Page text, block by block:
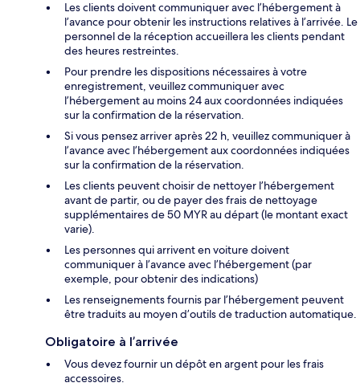
Les clients doivent communiquer avec l’hébergement à
l’avance pour obtenir les instructions relatives à l’arrivée. Le
personnel de la réception accueillera les clients pendant
des heures restreintes.
Pour prendre les dispositions nécessaires à votre
enregistrement, veuillez communiquer avec
l’hébergement au moins 24 aux coordonnées indiquées
sur la confirmation de la réservation.
Si vous pensez arriver après 22 h, veuillez communiquer à
l’avance avec l’hébergement aux coordonnées indiquées
sur la confirmation de la réservation.
Les clients peuvent choisir de nettoyer l’hébergement
avant de partir, ou de payer des frais de nettoyage
supplémentaires de 50 MYR au départ (le montant exact
varie).
Les personnes qui arrivent en voiture doivent
communiquer à l’avance avec l’hébergement (par
exemple, pour obtenir des indications)
Les renseignements fournis par l’hébergement peuvent
être traduits au moyen d’outils de traduction automatique.
Obligatoire à l’arrivée
Vous devez fournir un dépôt en argent pour les frais
accessoires.